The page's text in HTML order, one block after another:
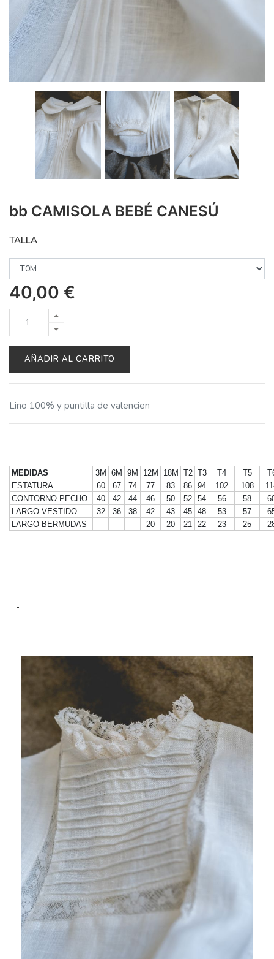
bb CAMISOLA BEBÉ CANESÚ
TALLA
40,00 €
AÑADIR AL CARRITO
Lino 100% y puntilla de valencien
MEDIDAS 3M 6M 9M 12M 18M T2 T3 T4 T5
ESTATURA
60 67 74 77 83 86 94 102 108
CONTORNO PECHO
40 42 44 46 50 52 54 56 58
LARGO VESTIDO
32 36 38 42 43 45 48 53 57
LARGO BERMUDAS
20 20 21 22 23 25